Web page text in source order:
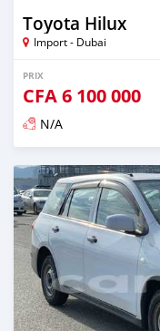
Toyota Hilux
Import - Dubai
PRIX
CFA6 100 000
N/A
Publié il y a environ 4 ans